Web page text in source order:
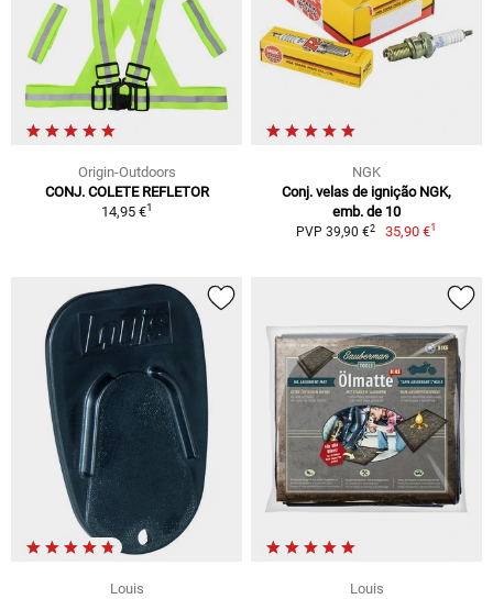
Origin-Outdoors
CONJ. COLETE REFLETOR
14,95 €1
NGK
Conj. velas de ignição NGK,
emb. de 10
PVP 39,90 €2 35,90 €1
Louis
Louis